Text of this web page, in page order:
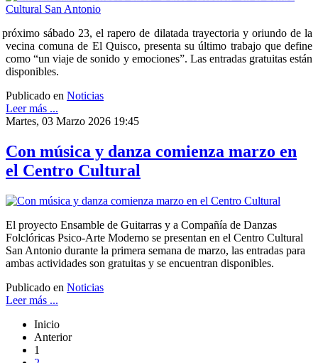
sábado 23, el rapero de dilatada trayectoria y oriundo de la
vecina comuna de El Quisco, presenta su último trabajo que define
como “un viaje de sonido y emociones”. Las entradas gratuitas están
disponibles.
Publicado en Noticias
Leer más ...
Martes, 03 Marzo 2026 19:45
Con música y danza comienza marzo en
el Centro Cultural
El proyecto Ensamble de Guitarras y a Compañía de Danzas
Folclóricas Psico-Arte Moderno se presentan en el Centro Cultural
San Antonio durante la primera semana de marzo, las entradas para
ambas actividades son gratuitas y se encuentran disponibles.
Publicado en Noticias
Leer más ...
Inicio
Anterior
1